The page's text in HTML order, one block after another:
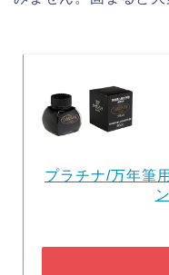
プラチナ/万年筆